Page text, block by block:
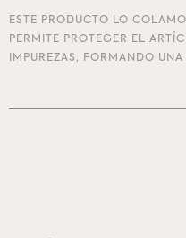
ESTE PRODUCTO LO
PERMITE PROTEGER EL
IMPUREZAS, FORMANDO